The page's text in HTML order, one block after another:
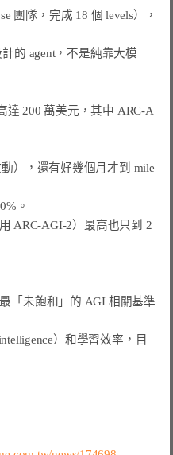
團隊，完成 18 個 levels），
的 agent，不是純靠大模
達 200 萬美元，其中 ARC-A
），還有好幾個月才到 mile
。
ARC-AGI-2）最高也只到 2
「未飽和」的 AGI 相關基準
）和學習效率，目